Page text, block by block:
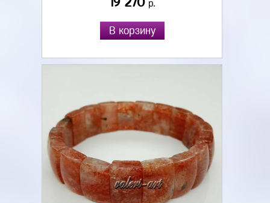
р.
В корзину